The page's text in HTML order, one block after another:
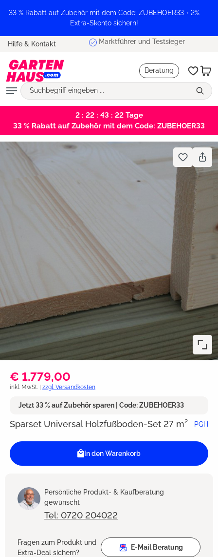
springen
33 % Rabatt auf Zubehör mit dem Code: ZUBEHOER33 + 2%
Extra-Skonto sichern!
Hilfe & Kontakt Marktführer und Testsieger
Beratung
2 : 22 : 43 : 22Tage
33 % Rabatt auf Zubehör mit dem Code: ZUBEHOER33
Bildergalerie überspringen
€ 1.779,00
inkl. MwSt. | zzgl. Versandkosten
Jetzt 33 % auf Zubehör sparen | Code: ZUBEHOER33
Sparset Universal Holzfußboden-Set 27 m² PGH
In den Warenkorb
Persönliche Produkt- & Kaufberatung
gewünscht
Tel: 0720 204022
Fragen zum Produkt und
Extra-Deal sichern?
E-Mail Beratung